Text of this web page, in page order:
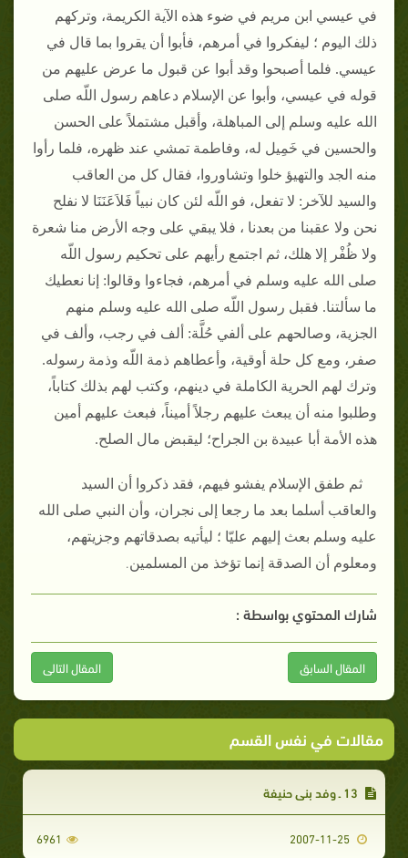
في عيسي ابن مريم في ضوء هذه الآية الكريمة، وتركهم
ذلك اليوم ؛ ليفكروا في أمرهم، فأبوا أن يقروا بما قال في
عيسي‏.‏ فلما أصبحوا وقد أبوا عن قبول ما عرض عليهم من
قوله في عيسي، وأبوا عن الإسلام دعاهم رسول اللّه صلى
الله عليه وسلم إلى المباهلة، وأقبل مشتملاً على الحسن
والحسين في خَمِيل له، وفاطمة تمشي عند ظهره، فلما رأوا
منه الجد والتهيؤ خلوا وتشاوروا، فقال كل من العاقب
والسيد للآخر‏:‏ لا تفعل، فو اللّه لئن كان نبياً فَلاَعَنَنَا لا نفلح
نحن ولا عقبنا من بعدنا ، فلا يبقي على وجه الأرض منا شعرة
ولا ظُفْر إلا هلك، ثم اجتمع رأيهم على تحكيم رسول اللّه
صلى الله عليه وسلم في أمرهم، فجاءوا وقالوا‏:‏ إنا نعطيك
ما سألتنا‏.‏ فقبل رسول اللّه صلى الله عليه وسلم منهم
الجزية، وصالحهم على ألفي حُلَّة‏:‏ ألف في رجب، وألف في
صفر، ومع كل حلة أوقية، وأعطاهم ذمة اللّه وذمة رسوله‏.‏
وترك لهم الحرية الكاملة في دينهم، وكتب لهم بذلك كتاباً،
وطلبوا منه أن يبعث عليهم رجلاً أميناً، فبعث عليهم أمين
هذه الأمة أبا عبيدة بن الجراح؛ ليقبض مال الصلح‏.‏
ثم طفق الإسلام يفشو فيهم، فقد ذكروا أن السيد
والعاقب أسلما بعد ما رجعا إلى نجران، وأن النبي صلى الله
عليه وسلم بعث إليهم عليّا ؛ ليأتيه بصدقاتهم وجزيتهم،
ومعلوم أن الصدقة إنما تؤخذ من المسلمين‏.‏
شارك المحتوي بواسطة :
المقال السابق المقال التالى
مقالات في نفس القسم
6961